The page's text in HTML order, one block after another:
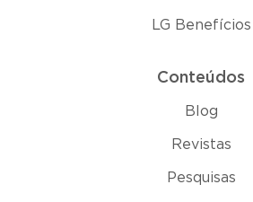
LG Benefícios
Conteúdos
Blog
Revistas
Pesquisas